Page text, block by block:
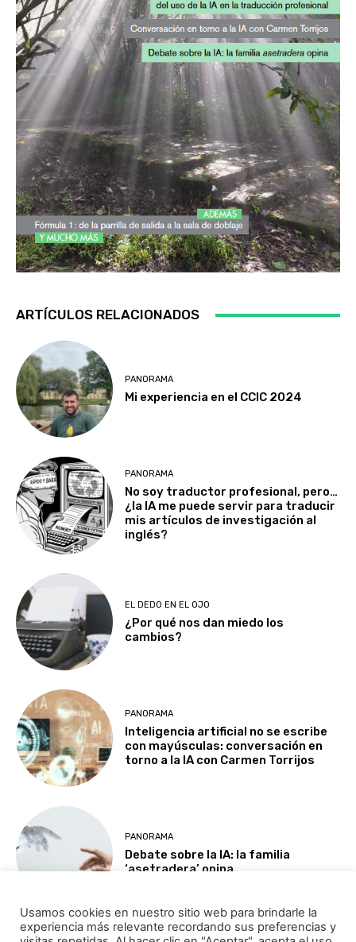
ARTÍCULOS RELACIONADOS
PANORAMA
Mi experiencia en el CCIC 2024
PANORAMA
No soy traductor profesional, pero…
¿la IA me puede servir para traducir
mis artículos de investigación al
inglés?
EL DEDO EN EL OJO
¿Por qué nos dan miedo los
cambios?
PANORAMA
Inteligencia artificial no se escribe
con mayúsculas: conversación en
torno a la IA con Carmen Torrijos
PANORAMA
Debate sobre la IA: la familia
‘asetradera’ opina
Cargar más
Usamos cookies en nuestro sitio web para brindarle la
experiencia más relevante recordando sus preferencias y